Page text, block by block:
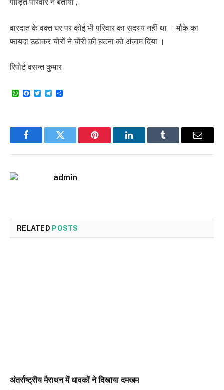
पीड़ित परिवार ने बताया ,
वारदात के वक्त घर पर कोई भी परिवार का सदस्य नहीं था । मौके का
फायदा उठाकर चोरों ने चोरी की घटना को अंजाम दिया ।
रिपोर्ट वसन्त कुमार
WhatsApp
Facebook
TwitterTelegram
FacebookTwitter Pinterest LinkedInTumblr Email
admin
RELATED POSTS
अंतर्राष्ट्रीय मैराथन में धावकों ने दिखाया दमखम